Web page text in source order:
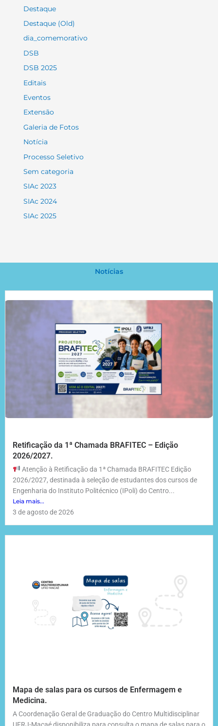
Destaque
Destaque (Old)
dia_comemorativo
DSB
DSB 2025
Editais
Eventos
Extensão
Galeria de Fotos
Notícia
Processo Seletivo
Sem categoria
SIAc 2023
SIAc 2024
SIAc 2025
Notícias
Retificação da 1ª Chamada BRAFITEC – Edição
2026/2027.
Atenção à Retificação da 1ª Chamada BRAFITEC Edição
2026/2027, destinada à seleção de estudantes dos cursos de
Engenharia do Instituto Politécnico (IPoli) do Centro...
Leia mais...
3 de agosto de 2026
Mapa de salas para os cursos de Enfermagem e
Medicina.
A Coordenação Geral de Graduação do Centro Multidisciplinar